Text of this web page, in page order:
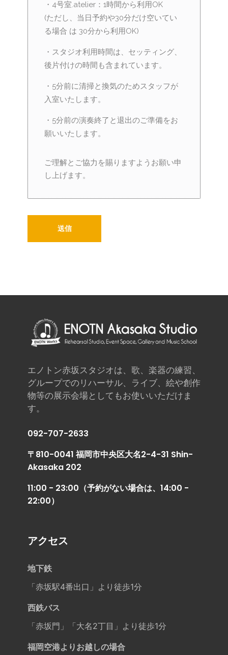
・4号室.atelier：1時間から利用OK
(ただし、当日予約や30分だけ空いてい
る場合 は 30分から利用OK)
・スタジオ利用時間は、セッティング、
後片付けの時間も含まれています。
・5分前に清掃と換気のためスタッフが
入室いたします。
・5分前の演奏終了と退出のご準備をお
願いいたします。
ご理解とご協力を賜りますようお願い申
し上げます。
エノトン赤坂スタジオは、歌、楽器の練習、
グループでのリハーサル、ライブ、絵や創作
物等の展示会場としてもお使いいただけま
す。
092-707-2633
〒810-0041 福岡市中央区大名2-4-31 Shin-
Akasaka 202
11:00 - 23:00（予約がない場合は、14:00 -
22:00）
アクセス
地下鉄
「赤坂駅4番出口」より徒歩1分
西鉄バス
「赤坂門」「大名2丁目」より徒歩1分
福岡空港よりお越しの場合